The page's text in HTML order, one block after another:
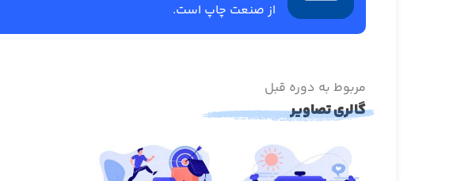
از صنعت چاپ است.
مربوط به دوره قبل
گالری تصاویر